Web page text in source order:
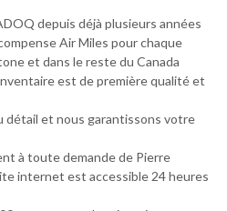
depuis déjà plusieurs années
Air Miles pour chaque
et dans le reste du Canada
est de première qualité et
détail et nous garantissons votre
à toute demande de Pierre
internet est accessible 24 heures